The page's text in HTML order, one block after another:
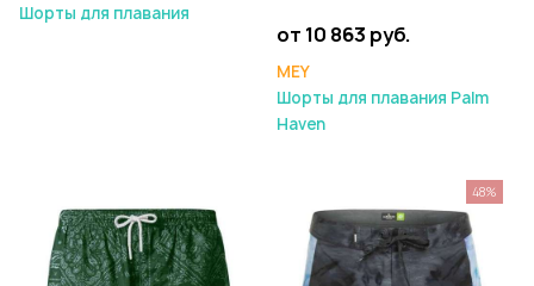
Шорты для плавания
от 10 863 руб.
MEY
Шорты для плавания Palm
Haven
48%